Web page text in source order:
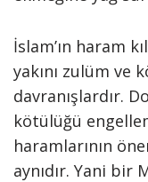
İslam’ın haram
yakını zulüm ve
davranışlardır.
kötülüğü
haramlarının
aynıdır. Yani